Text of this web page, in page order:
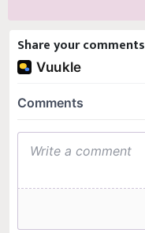
Share your comments